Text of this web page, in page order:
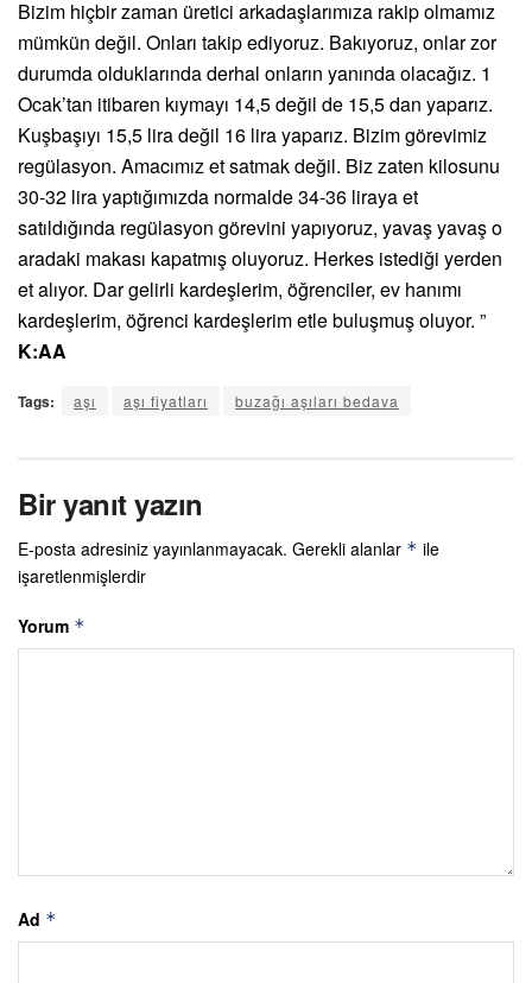
Bizim hiçbir zaman üretici arkadaşlarımıza rakip olmamız
mümkün değil. Onları takip ediyoruz. Bakıyoruz, onlar zor
durumda olduklarında derhal onların yanında olacağız. 1
Ocak’tan itibaren kıymayı 14,5 değil de 15,5 dan yaparız.
Kuşbaşıyı 15,5 lira değil 16 lira yaparız. Bizim görevimiz
regülasyon. Amacımız et satmak değil. Biz zaten kilosunu
30-32 lira yaptığımızda normalde 34-36 liraya et
satıldığında regülasyon görevini yapıyoruz, yavaş yavaş o
aradaki makası kapatmış oluyoruz. Herkes istediği yerden
et alıyor. Dar gelirli kardeşlerim, öğrenciler, ev hanımı
kardeşlerim, öğrenci kardeşlerim etle buluşmuş oluyor. ”
K:AA
Tags: aşı aşı fiyatları buzağı aşıları bedava
Bir yanıt yazın
E-posta adresiniz yayınlanmayacak. Gerekli alanlar * ile
işaretlenmişlerdir
Yorum *
Ad *